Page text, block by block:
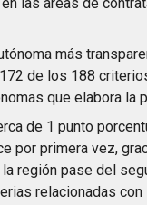
más
de los 188
que elabora la
de 1 punto
por primera vez,
región pase del
relacionadas